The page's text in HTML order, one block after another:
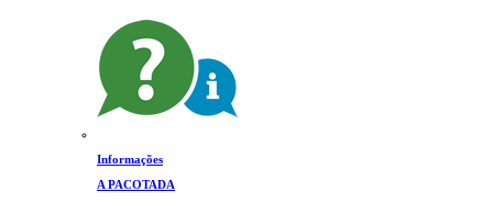
Informações
A PACOTADA